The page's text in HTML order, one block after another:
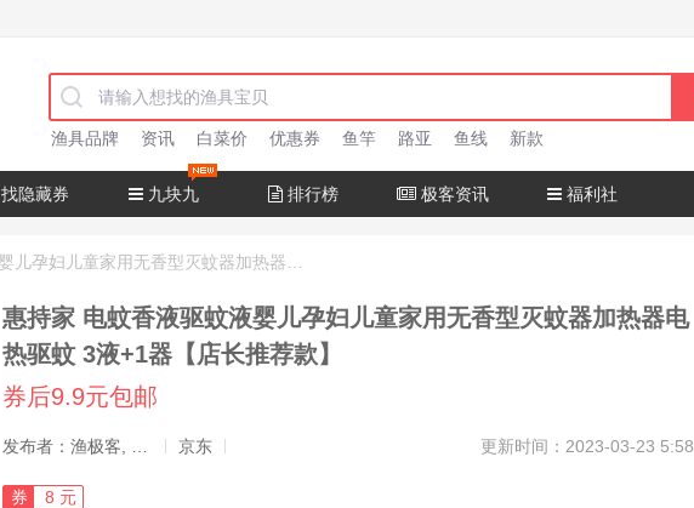
渔具品牌 资讯 白菜价 优惠券 鱼竿 路亚 鱼线 新款
找隐藏券 九块九 排行榜 极客资讯 福利社
惠持家 电蚊香液驱蚊液婴儿孕妇儿童家用无香型灭蚊器加热器电
热驱蚊 3液+1器【店长推荐款】
券后9.9元包邮
京东 更新时间：2023-03-23 5:58
券 8 元